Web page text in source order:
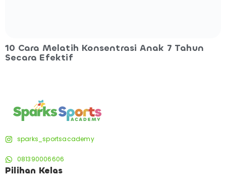
10 Cara Melatih Konsentrasi Anak 7 Tahun
Secara Efektif
sparks_sportsacademy
081390006606
Pilihan Kelas